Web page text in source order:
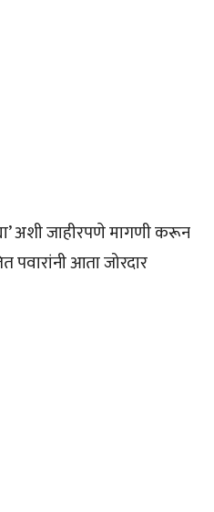
अशी जाहीरपणे मागणी करून
पवारांनी आता जोरदार